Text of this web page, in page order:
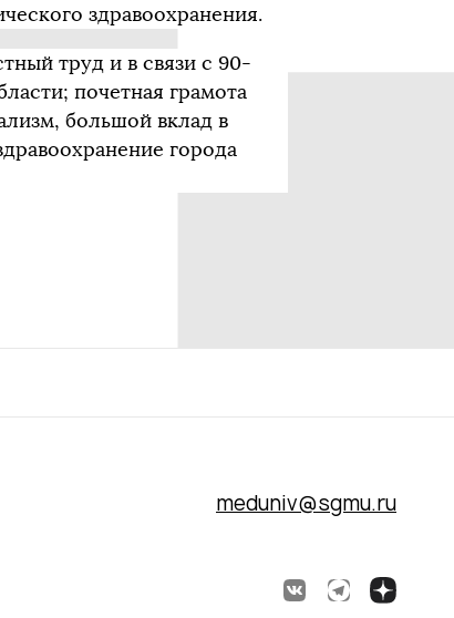
здравоохранения.
труд и в связи с 90-
почетная грамота
большой вклад в
города
meduniv@sgmu.ru